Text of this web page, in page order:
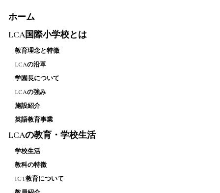
ホーム
LCA国際小学校とは
教育理念と特徴
LCAの沿革
学園長について
LCAの強み
施設紹介
英語教育事業
LCAの教育・学校生活
学校生活
教科の特徴
ICT教育について